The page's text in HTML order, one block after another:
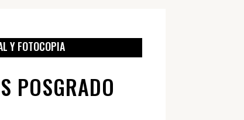
Y FOTOCOPIA
POSGRADO